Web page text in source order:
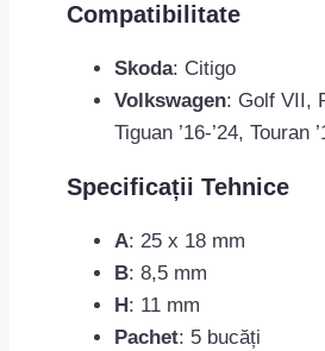
Compatibilitate
Skoda: Citigo
Volkswagen: Golf VII,
Tiguan ’16-’24, Touran
Specificații Tehnice
A: 25 x 18 mm
B: 8,5 mm
H : 11 mm
Pachet: 5 bucăți